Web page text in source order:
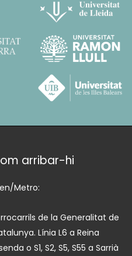
arribar-hi
Metro:
de la Generalitat de
Línia L6 a Reina
o S1, S2, S5, S55 a Sarrià